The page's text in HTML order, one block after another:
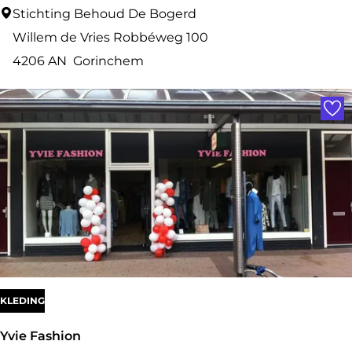
G
e
n
p
s
h
Stichting Behoud De Bogerd
Willem de Vries Robbéweg 100
4206 AN Gorinchem
Yvie Fashion
KLEDING